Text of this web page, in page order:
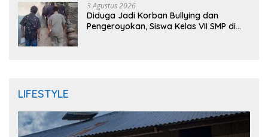
3 Agustus 2026
Diduga Jadi Korban Bullying dan
Pengeroyokan, Siswa Kelas VII SMP di
LIFESTYLE